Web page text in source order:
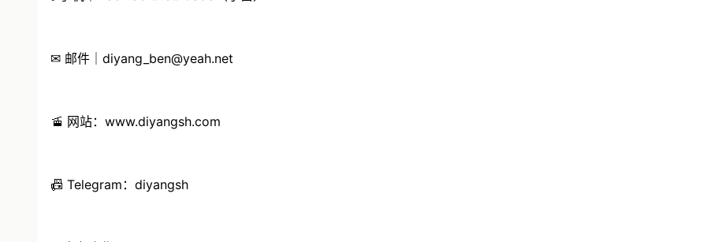
✉ 邮件｜diyang_ben@yeah.net
🚡 网站：www.diyangsh.com
📠 Telegram：diyangsh